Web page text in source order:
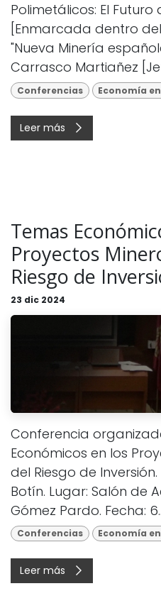
Polimetálicos: El Futuro
[Enmarcada dentro
"Nueva Minería
Carrasco Martiañez
Conferencias Economía
Leer más
Temas
Proyectos
Riesgo de
23 dic 2024
Conferencia
Económicos en los
del Riesgo de
Botín. Lugar: Salón de
Gómez Pardo. Fecha:
Conferencias Economía
Leer más